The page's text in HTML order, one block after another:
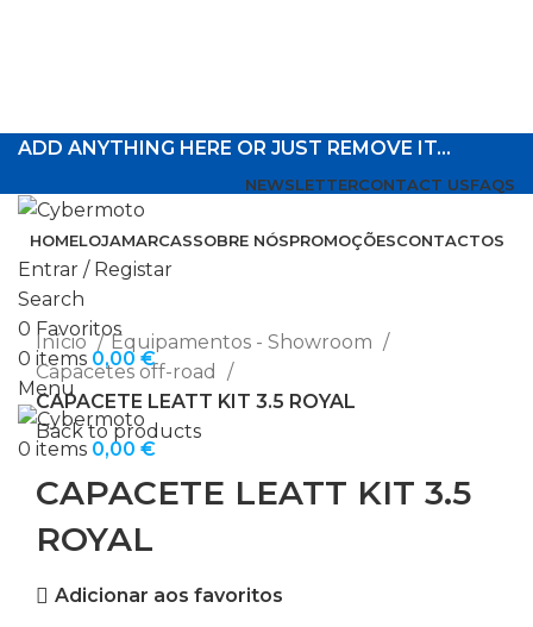
ADD ANYTHING HERE OR JUST REMOVE IT…
NEWSLETTERCONTACT USFAQS
HOMELOJAMARCASSOBRE NÓSPROMOÇÕESCONTACTOS
Entrar / Registar
Search
0 Favoritos
0 items 0,00 €
Menu
0 items 0,00 €
Click to enlarge
Início
Equipamentos - Showroom
Capacetes off-road
CAPACETE LEATT KIT 3.5 ROYAL
Back to products
CAPACETE LEATT KIT 3.5
ROYAL
Adicionar aos favoritos